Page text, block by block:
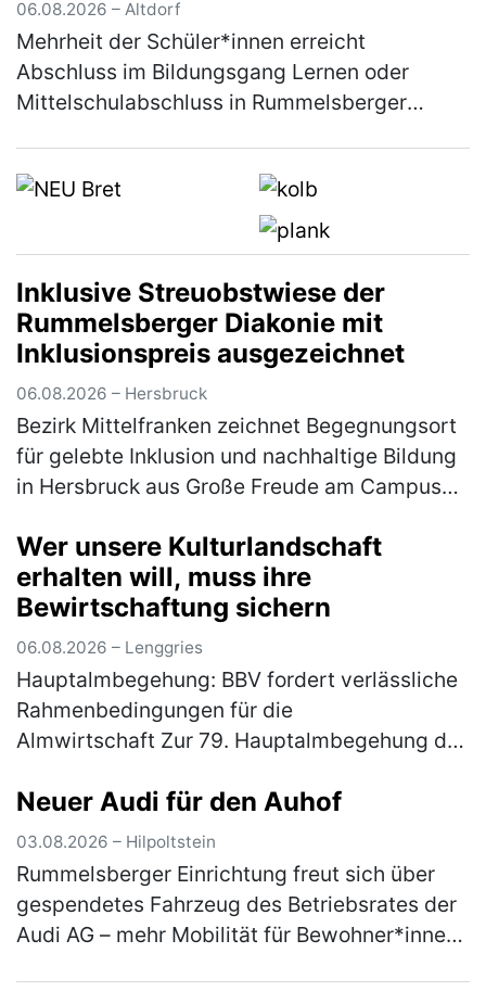
06.08.2026 – Altdorf
Mehrheit der Schüler*innen erreicht
Abschluss im Bildungsgang Lernen oder
Mittelschulabschluss in Rummelsberger
Berufsleben" f…
Inklusive Streuobstwiese der
Rummelsberger Diakonie mit
Inklusionspreis ausgezeichnet
06.08.2026 – Hersbruck
Bezirk Mittelfranken zeichnet Begegnungsort
für gelebte Inklusion und nachhaltige Bildung
in Hersbruck aus Große Freude am Campus
des Fachbereichs Autismus d…(mehr)
Wer unsere Kulturlandschaft
erhalten will, muss ihre
Bewirtschaftung sichern
06.08.2026 – Lenggries
Hauptalmbegehung: BBV fordert verlässliche
Rahmenbedingungen für die
Almwirtschaft Zur 79. Hauptalmbegehung des
Mittwoch (5. August) auf den
Schönbergalmen be…
Neuer Audi für den Auhof
03.08.2026 – Hilpoltstein
Rummelsberger Einrichtung freut sich über
gespendetes Fahrzeug des Betriebsrates der
Audi AG – mehr Mobilität für Bewohner*innen